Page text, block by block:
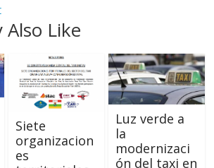
Also Like
Siete
organizacion
es
Luz verde a
la
modernizaci
ón del taxi en